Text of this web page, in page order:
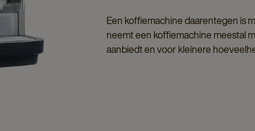
Een koffiemachine daarentegen is
neemt een koffiemachine meestal
aanbiedt en voor kleinere